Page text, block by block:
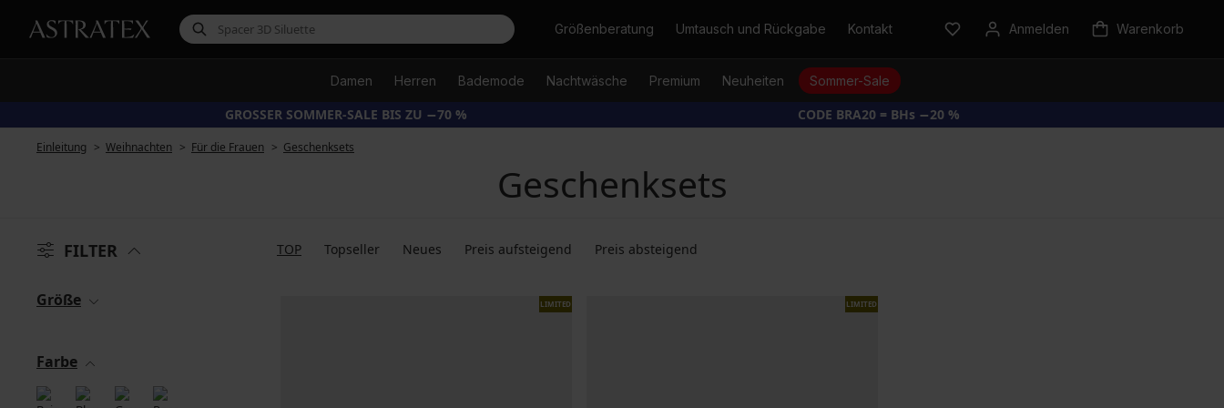
SucheGrößenberatung Umtausch und Rückgabe Kontakt Anmelden Warenkorb
Damen Herren Bademode Nachtwäsche Premium Neuheiten Sommer-Sale
GROSSER SOMMER-SALE BIS ZU −70 % CODE BRA20 = BHs −20 %
Einleitung Weihnachten Für die Frauen Geschenksets
Geschenksets
FILTER TOP Topseller Neues Preis aufsteigend Preis absteigend
Größe
Farbe
LIMITED LIMITED